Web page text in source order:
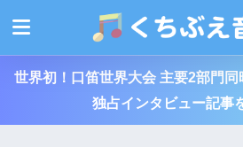
世界初！口笛世界大会 主要2部門
独占インタビュー記事